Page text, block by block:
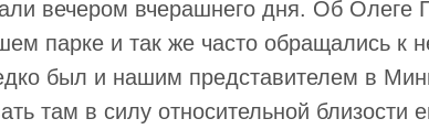
вечером вчерашнего дня. Об Олеге
парке и так же часто обращались к
был и нашим представителем в
там в силу относительной